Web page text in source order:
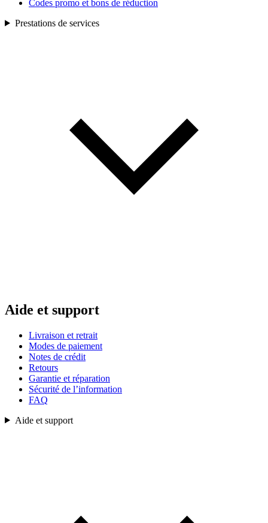
Codes promo et bons de réduction
Prestations de services
Aide et support
Livraison et retrait
Modes de paiement
Notes de crédit
Retours
Garantie et réparation
Sécurité de l’information
FAQ
Aide et support